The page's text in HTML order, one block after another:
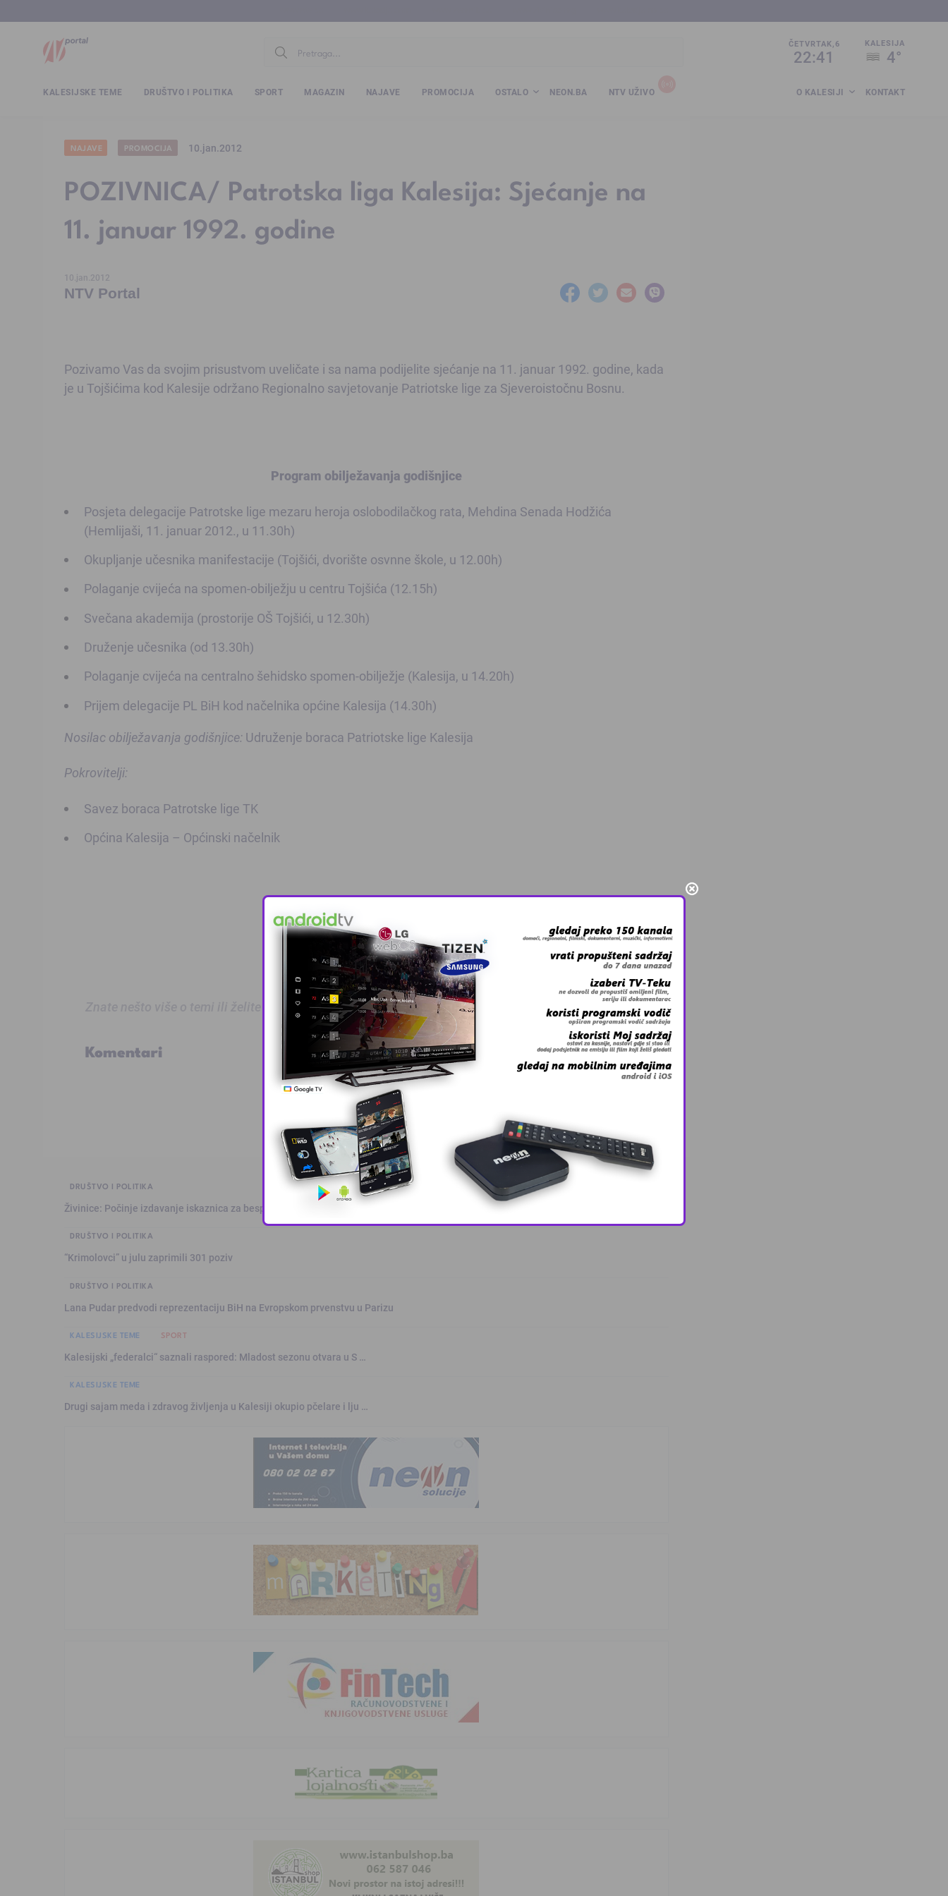
ČETVRTAK,6
22:41
KALESIJA
4°
KALESIJSKE TEME DRUŠTVO I POLITIKA SPORT MAGAZIN NAJAVE PROMOCIJA OSTALO NEON.BA NTV UŽIVO O KALESIJI KONTAKT
NAJAVE PROMOCIJA 10.jan.2012
POZIVNICA/ Patrotska liga Kalesija: Sjećanje na
11. januar 1992. godine
10.jan.2012
NTV Portal
Pozivamo Vas da svojim prisustvom uveličate i sa nama podijelite sjećanje na 11. januar 1992. godine, kada
je u Tojšićima kod Kalesije održano Regionalno savjetovanje Patriotske lige za Sjeveroistočnu Bosnu.
Program obilježavanja godišnjice
Posjeta delegacije Patrotske lige mezaru heroja oslobodilačkog rata, Mehdina Senada Hodžića
(Hemlijaši, 11. januar 2012., u 11.30h)
Okupljanje učesnika manifestacije (Tojšići, dvorište osvnne škole, u 12.00h)
Polaganje cvijeća na spomen-obilježju u centru Tojšića (12.15h)
Svečana akademija (prostorije OŠ Tojšići, u 12.30h)
Druženje učesnika (od 13.30h)
Polaganje cvijeća na centralno šehidsko spomen-obilježje (Kalesija, u 14.20h)
Prijem delegacije PL BiH kod načelnika općine Kalesija (14.30h)
Nosilac obilježavanja godišnjice: Udruženje boraca Patriotske lige Kalesija
Pokrovitelji:
Savez boraca Patrotske lige TK
Općina Kalesija – Općinski načelnik
Kalesija Online na Facebooku
Znate nešto više o temi ili želite prijaviti grešku u tekstu?
Komentari
DRUŠTVO I POLITIKA
Živinice: Počinje izdavanje iskaznica za besplatan prevoz
DRUŠTVO I POLITIKA
“Krimolovci” u julu zaprimili 301 poziv
DRUŠTVO I POLITIKA
Lana Pudar predvodi reprezentaciju BiH na Evropskom prvenstvu u Parizu
KALESIJSKE TEME SPORT
Kalesijski „federalci“ saznali raspored: Mladost sezonu otvara u S …
KALESIJSKE TEME
Drugi sajam meda i zdravog življenja u Kalesiji okupio pčelare i lju …